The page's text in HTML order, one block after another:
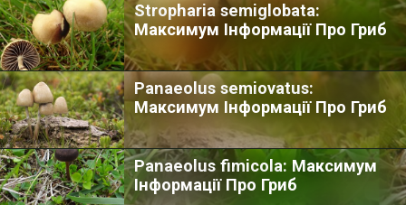
Stropharia semiglobata:
Максимум Інформації Про Гриб
Panaeolus semiovatus:
Максимум Інформації Про Гриб
Panaeolus fimicola: Максимум
Інформації Про Гриб